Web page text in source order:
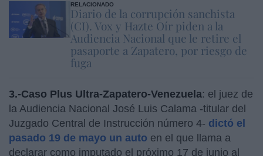
RELACIONADO
Diario de la corrupción sanchista
(CI). Vox y Hazte Oír piden a la
Audiencia Nacional que le retire el
pasaporte a Zapatero, por riesgo de
fuga
3.-Caso Plus Ultra-Zapatero-Venezuela: el juez de
la Audiencia Nacional José Luis Calama -titular del
Juzgado Central de Instrucción número 4- dictó el
pasado 19 de mayo un auto en el que llama a
declarar como imputado el próximo 17 de junio al